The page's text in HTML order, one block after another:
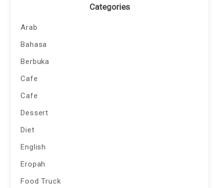
Categories
Arab
Bahasa
Berbuka
Cafe
Cafe
Dessert
Diet
English
Eropah
Food Truck